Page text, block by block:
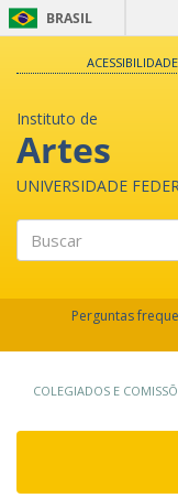
BRASIL
ACESSIBILIDADE
Instituto de
Artes
UNIVERSIDADE
Perguntas
COLEGIADOS E